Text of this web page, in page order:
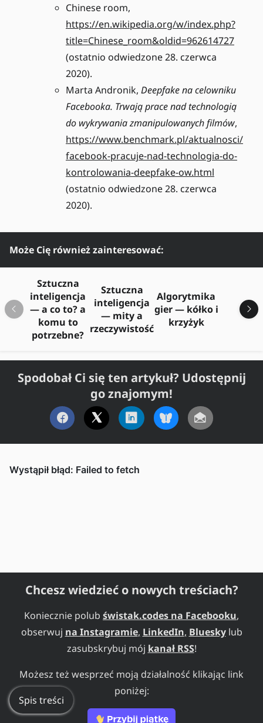
Spis treści
Chinese room,
https://en.wikipedia.org/w/index.php?
title=Chinese_room&oldid=962614727
(ostatnio odwiedzone 28. czerwca
2020).
Marta Andronik, Deepfake na celowniku
Facebooka. Trwają prace nad technologią
do wykrywania zmanipulowanych filmów,
https://www.benchmark.pl/aktualnosci/
facebook-pracuje-nad-technologia-do-
kontrolowania-deepfake-ow.html
(ostatnio odwiedzone 28. czerwca
2020).
Może Cię również zainteresować:
Sztuczna
inteligencja
— a co to? a
komu to
potrzebne?
Sztuczna
inteligencja
— mity a
rzeczywistość
Algorytmika
gier — kółko i
krzyżyk
Spodobał Ci się ten artykuł? Udostępnij
go znajomym!
Chcesz wiedzieć o nowych treściach?
Koniecznie polub świstak.codes na Facebooku,
obserwuj na Instagramie, LinkedIn, Bluesky lub
zasubskrybuj mój kanał RSS!
Możesz też wesprzeć moją działalność klikając link
poniżej: